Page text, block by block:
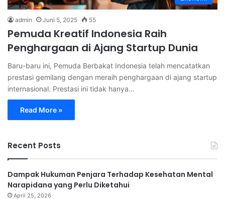
admin Juni 5, 2025 55
Pemuda Kreatif Indonesia Raih
Penghargaan di Ajang Startup Dunia
Baru-baru ini, Pemuda Berbakat Indonesia telah mencatatkan
prestasi gemilang dengan meraih penghargaan di ajang startup
internasional. Prestasi ini tidak hanya…
Read More »
Recent Posts
Dampak Hukuman Penjara Terhadap Kesehatan Mental
Narapidana yang Perlu Diketahui
April 25, 2026